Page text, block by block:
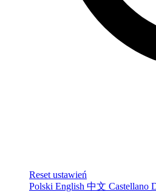
Reset ustawień
Polski English 中文 Castellano